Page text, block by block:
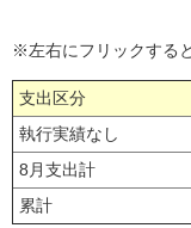
※左右にフリックする
支出区分
執行実績なし
8月支出計
累計